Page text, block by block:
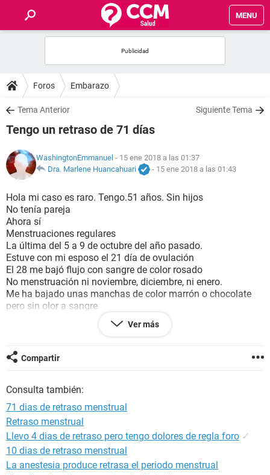
MENU
FOROS
SALUD
FAMILIA
NUTRICIÓN
BIENESTAR
SEXUALIDAD
GLOSARIO
Foros Embarazo
Tema Anterior Siguiente Tema
Tengo un retraso de 71 días
WashingtonEmmanuel - 15 ene 2018 a las 01:37
Dra. Marlene Huancahuari
- 15 ene 2018 a las 01:43
Hola mi caso es raro. Tengo.51 años. Sin hijos
No tenía pareja
Ahora sí
Menstruaciones regulares
La última del 5 a 9 de octubre del año pasado.
Estuve con mi esposo el 21 día de ovulación
El 28 me bajó flujo con sangre de color rosado
No menstruación ni noviembre, diciembre, ni enero.
Me ha bajado unas manchas de color marrón o chocolate
pero sin olor a sangre
Tengo mucho malestar como cansancio, fatiga, sueño, dolor
de senos, ganas de orinar, mareos, náuseas, dolor de manos,
languidez, entre muchos síntomas más.
Mi esposo también tiene sueño y doñor de huesitos. El si es
Qué podrá ser
Gracias
Ver más
Compartir
Consulta también:
71 dias de retraso menstrual
Retraso menstrual
Llevo 4 dias de retraso pero tengo dolores de regla foro ✓
10 dias de retraso menstrual
La anestesia produce retrasa el periodo menstrual